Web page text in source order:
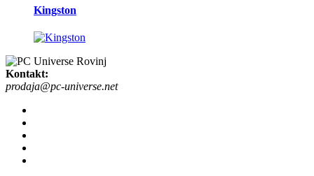
Kingston
Kontakt:
prodaja@pc-universe.net